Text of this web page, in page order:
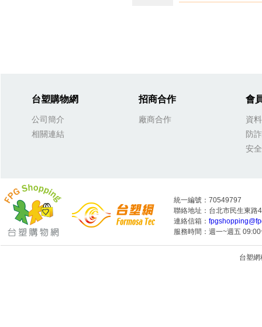
台塑購物網
公司簡介
相關連結
招商合作
廠商合作
會
資
防
安
統一編號：70549797
聯絡地址：台北市民生東路
連絡信箱：
服務時間：週一~週五
台塑